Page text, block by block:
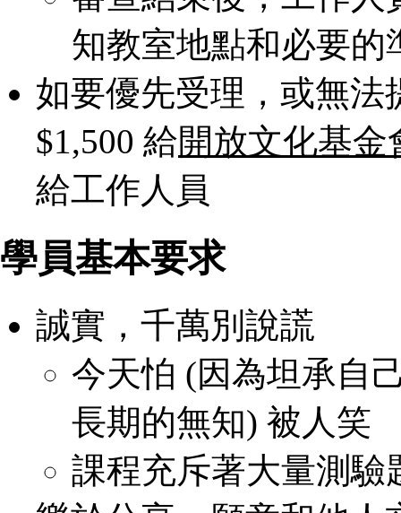
知教室地點和必要的
如要優先受理，或無法
$1,500 給開放文化基金
給工作人員
學員基本要求
誠實，千萬別說謊
今天怕 (因為坦承自
長期的無知) 被人笑
課程充斥著大量測驗